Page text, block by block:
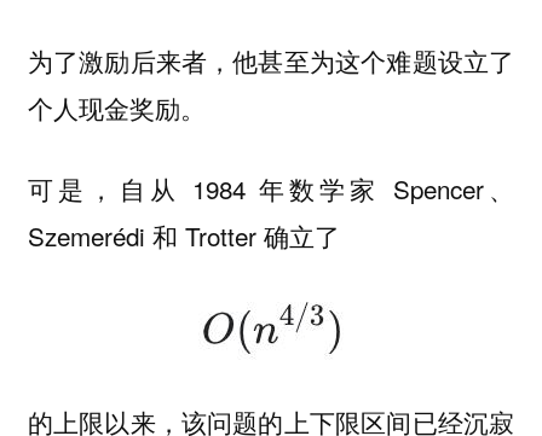
为了激励后来者，他甚至为这个难题设立了
个人现金奖励。
可是，自从 1984 年数学家 Spencer、
Szemerédi 和 Trotter 确立了
的上限以来，该问题的上下限区间已经沉寂